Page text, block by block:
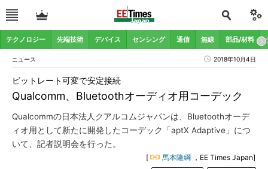
テクノロジー 先端技術 デバイス センシング 通信 無線 部品/材料
ニュース 2018年10月4日
Qualcomm、Bluetoothオーディオ用コーデック
ビットレート可変で安定接続
Qualcommの日本法人クアルコムジャパンは、Bluetoothオーデ
ィオ用として新たに開発したコーデック「aptX Adaptive」につ
いて、記者説明会を行った。
[ 馬本隆綱 ，EE Times Japan]